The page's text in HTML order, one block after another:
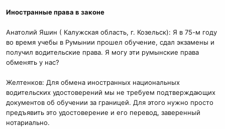
Иностранные права в законе
Анатолий Яшин ( Калужская область, г. Козельск): Я в 75-м году
во время учебы в Румынии прошел обучение, сдал экзамены и
получил водительские права. Я могу эти румынские права
обменять у нас?
Желтенков: Для обмена иностранных национальных
водительских удостоверений мы не требуем подтверждающих
документов об обучении за границей. Для этого нужно просто
предъявить это удостоверение и его перевод, заверенный
нотариально.